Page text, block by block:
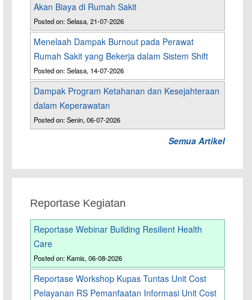
Akan Biaya di Rumah Sakit
Posted on: Selasa, 21-07-2026
Menelaah Dampak Burnout pada Perawat
Rumah Sakit yang Bekerja dalam Sistem Shift
Posted on: Selasa, 14-07-2026
Dampak Program Ketahanan dan Kesejahteraan
dalam Keperawatan
Posted on: Senin, 06-07-2026
Semua Artikel
Reportase Kegiatan
Reportase Webinar Building Resilient Health
Care
Posted on: Kamis, 06-08-2026
Reportase Workshop Kupas Tuntas Unit Cost
Pelayanan RS Pemanfaatan Informasi Unit Cost